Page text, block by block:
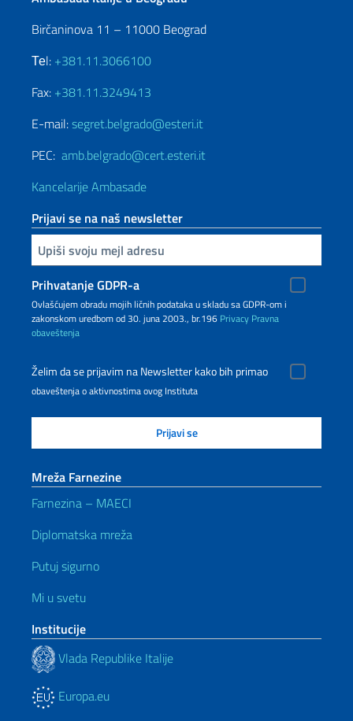
Birčaninova 11 – 11000 Beograd
Теl: +381.11.3066100
Fax: +381.11.3249413
E-mail:segret.belgrado@esteri.it
PEC: amb.belgrado@cert.esteri.it
Kancelarije Ambasade
Prijavi se na naš newsletter
Upiši vaš imejl
Prihvatanje GDPR-a
Ovlašćujem obradu mojih ličnih podataka u skladu sa GDPR-om i
zakonskom uredbom od 30. juna 2003., br.196 Privacy Pravna
obaveštenja
Želim da se prijavim na Newsletter kako bih primao
obaveštenja o aktivnostima ovog Instituta
Mreža Farnezine
Farnezina – MAECI
Diplomatska mreža
Putuj sigurno
Mi u svetu
Institucije
Vlada Republike Italije
Europa.eu